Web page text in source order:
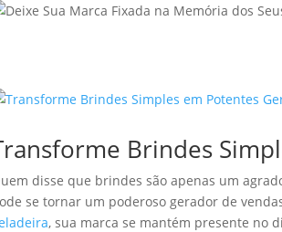
Brindes
disse que brindes são apenas um
se tornar um poderoso gerador de
, sua marca se mantém presente no